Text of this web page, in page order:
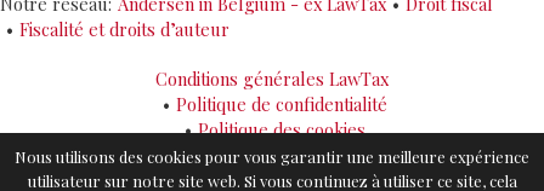
Fiscalité et droits d’auteur
Conditions générales LawTax
Politique de confidentialité
Politique des cookies
Sitemap
Nous utilisons des cookies pour vous garantir une meilleure expérience
utilisateur sur notre site web. Si vous continuez à utiliser ce site, cela